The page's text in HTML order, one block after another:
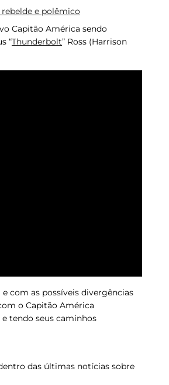
e polêmico
Capitão América sendo
“Thunderbolt” Ross (Harrison
com as possíveis divergências
o Capitão América
tendo seus caminhos
das últimas notícias sobre